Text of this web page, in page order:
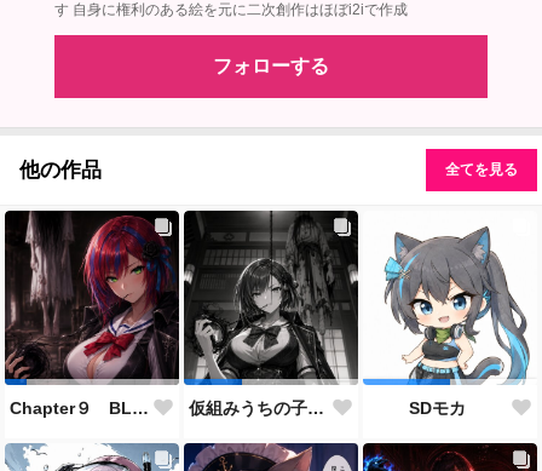
す 自身に権利のある絵を元に二次創作はほぼi2iで作成
フォローする
他の作品 全てを見る
Chapter９ BLACK OUT 生存者側伴 緋聖の設定とストーリーに使用した画像 仮組みうちの子28人目にしてずっと作りたかった仕事人ポジション。 SDモカ